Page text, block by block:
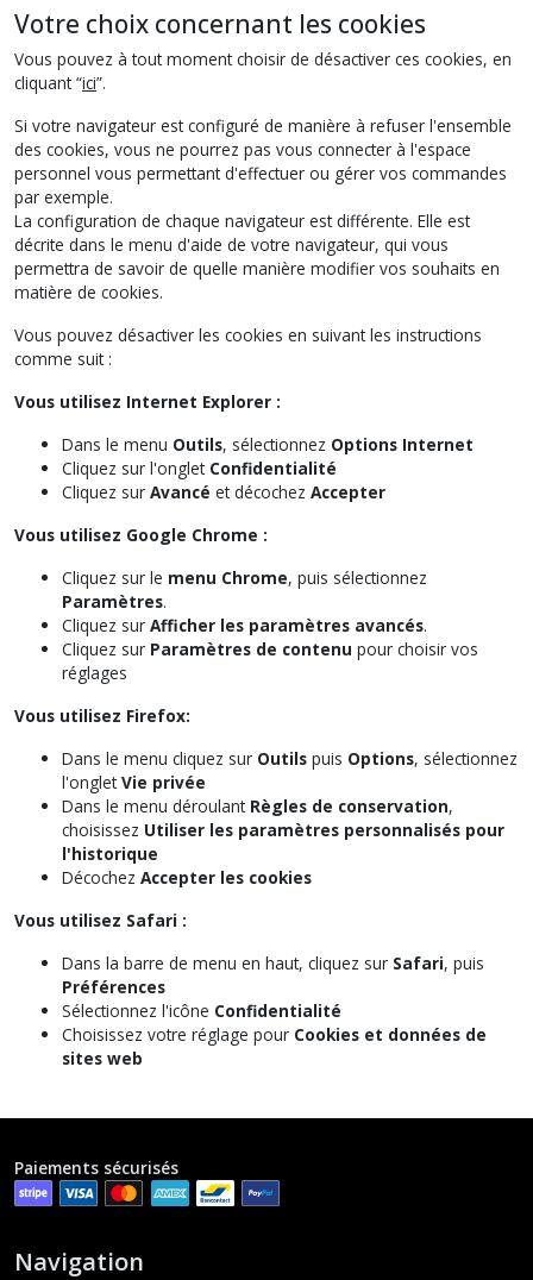
Votre choix concernant les cookies
Vous pouvez à tout moment choisir de désactiver ces cookies, en
cliquant “ici”.
Si votre navigateur est configuré de manière à refuser l'ensemble
des cookies, vous ne pourrez pas vous connecter à l'espace
personnel vous permettant d'effectuer ou gérer vos commandes
par exemple.
La configuration de chaque navigateur est différente. Elle est
décrite dans le menu d'aide de votre navigateur, qui vous
permettra de savoir de quelle manière modifier vos souhaits en
matière de cookies.
Vous pouvez désactiver les cookies en suivant les instructions
comme suit :
Vous utilisez Internet Explorer :
Dans le menu Outils, sélectionnez Options Internet
Cliquez sur l'onglet Confidentialité
Cliquez sur Avancé et décochez Accepter
Vous utilisez Google Chrome :
Cliquez sur le menu Chrome, puis sélectionnez
Paramètres.
Cliquez sur Afficher les paramètres avancés.
Cliquez sur Paramètres de contenu pour choisir vos
réglages
Vous utilisez Firefox:
Dans le menu cliquez sur Outils puis Options, sélectionnez
l'ongletVie privée
Dans le menu déroulant Règles de conservation,
choisissez Utiliser les paramètres personnalisés pour
l'historique
Décochez Accepter les cookies
Vous utilisez Safari :
Dans la barre de menu en haut, cliquez sur Safari, puis
Préférences
Sélectionnez l'icône Confidentialité
Choisissez votre réglage pour Cookies et données de
sites web
Paiements sécurisés
Navigation